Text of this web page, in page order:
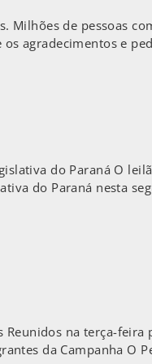
Milhões de pessoas
agradecimentos e
do Paraná O
do Paraná nesta
Reunidos na terça-
da Campanha O